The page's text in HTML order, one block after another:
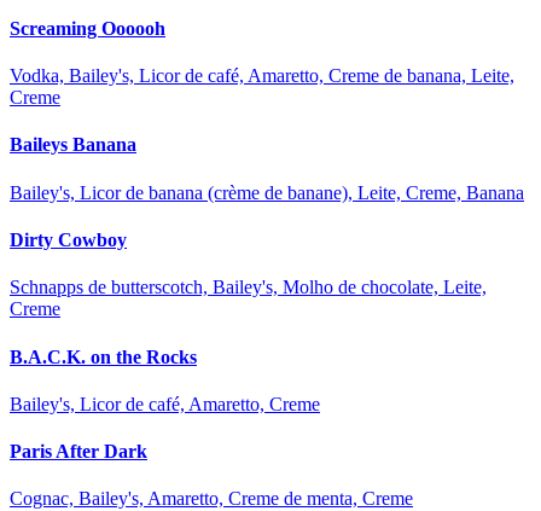
Screaming Oooooh
Vodka, Bailey's, Licor de café, Amaretto, Creme de banana, Leite,
Creme
Baileys Banana
Bailey's, Licor de banana (crème de banane), Leite, Creme, Banana
Dirty Cowboy
Schnapps de butterscotch, Bailey's, Molho de chocolate, Leite,
Creme
B.A.C.K. on the Rocks
Bailey's, Licor de café, Amaretto, Creme
Paris After Dark
Cognac, Bailey's, Amaretto, Creme de menta, Creme